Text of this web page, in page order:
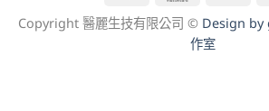
Copyright 醫麗生技有限公司 © Design by
作室